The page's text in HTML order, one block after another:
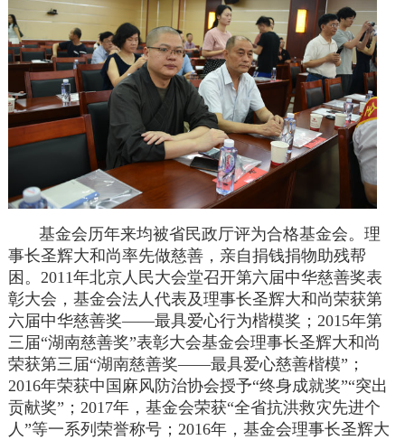
基金会历年来均被省民政厅评为合格基金会。理
事长圣辉大和尚率先做慈善，亲自捐钱捐物助残帮
困。2011年北京人民大会堂召开第六届中华慈善奖表
彰大会，基金会法人代表及理事长圣辉大和尚荣获第
六届中华慈善奖——最具爱心行为楷模奖；2015年第
三届“湖南慈善奖”表彰大会基金会理事长圣辉大和尚
荣获第三届“湖南慈善奖——最具爱心慈善楷模”；
2016年荣获中国麻风防治协会授予“终身成就奖”“突出
贡献奖”；2017年，基金会荣获“全省抗洪救灾先进个
人”等一系列荣誉称号；2016年，基金会理事长圣辉大